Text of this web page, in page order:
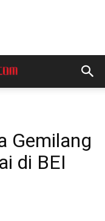
Gemilang
di BEI